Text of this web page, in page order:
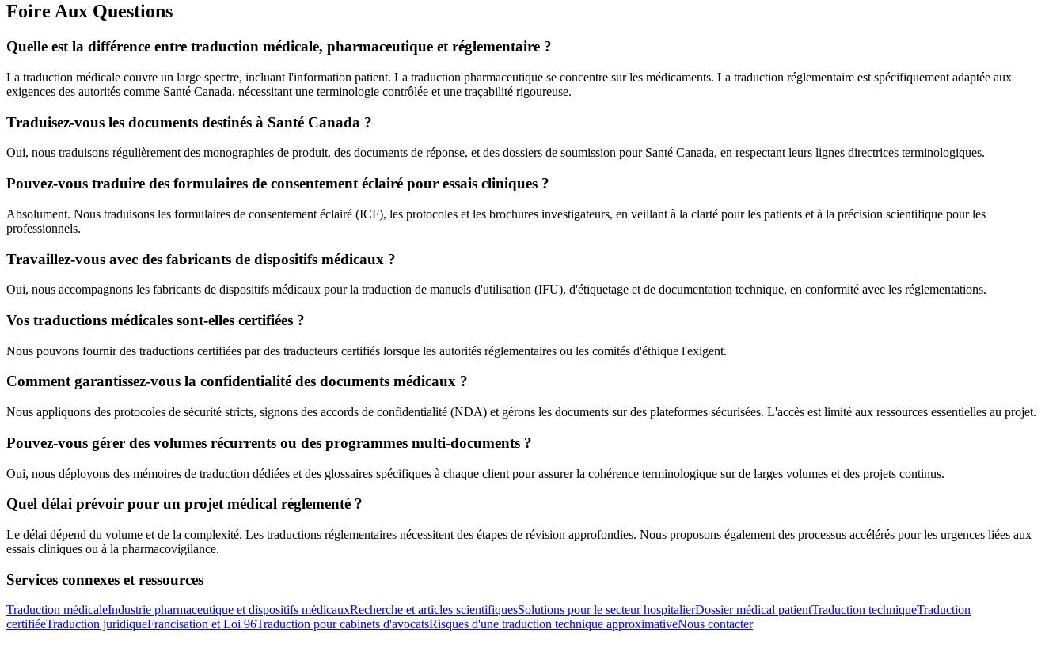
Foire Aux Questions
Quelle est la différence entre traduction médicale, pharmaceutique et réglementaire ?
La traduction médicale couvre un large spectre, incluant l'information patient. La traduction pharmaceutique se concentre sur les médicaments. La traduction réglementaire est spécifiquement adaptée aux
exigences des autorités comme Santé Canada, nécessitant une terminologie contrôlée et une traçabilité rigoureuse.
Traduisez-vous les documents destinés à Santé Canada ?
Oui, nous traduisons régulièrement des monographies de produit, des documents de réponse, et des dossiers de soumission pour Santé Canada, en respectant leurs lignes directrices terminologiques.
Pouvez-vous traduire des formulaires de consentement éclairé pour essais cliniques ?
Absolument. Nous traduisons les formulaires de consentement éclairé (ICF), les protocoles et les brochures investigateurs, en veillant à la clarté pour les patients et à la précision scientifique pour les
professionnels.
Travaillez-vous avec des fabricants de dispositifs médicaux ?
Oui, nous accompagnons les fabricants de dispositifs médicaux pour la traduction de manuels d'utilisation (IFU), d'étiquetage et de documentation technique, en conformité avec les réglementations.
Vos traductions médicales sont-elles certifiées ?
Nous pouvons fournir des traductions certifiées par des traducteurs certifiés lorsque les autorités réglementaires ou les comités d'éthique l'exigent.
Comment garantissez-vous la confidentialité des documents médicaux ?
Nous appliquons des protocoles de sécurité stricts, signons des accords de confidentialité (NDA) et gérons les documents sur des plateformes sécurisées. L'accès est limité aux ressources essentielles au projet.
Pouvez-vous gérer des volumes récurrents ou des programmes multi-documents ?
Oui, nous déployons des mémoires de traduction dédiées et des glossaires spécifiques à chaque client pour assurer la cohérence terminologique sur de larges volumes et des projets continus.
Quel délai prévoir pour un projet médical réglementé ?
Le délai dépend du volume et de la complexité. Les traductions réglementaires nécessitent des étapes de révision approfondies. Nous proposons également des processus accélérés pour les urgences liées aux
essais cliniques ou à la pharmacovigilance.
Services connexes et ressources
Traduction médicaleIndustrie pharmaceutique et dispositifs médicauxRecherche et articles scientifiquesSolutions pour le secteur hospitalierDossier médical patientTraduction techniqueTraduction
certifiéeTraduction juridiqueFrancisation et Loi 96Traduction pour cabinets d'avocatsRisques d'une traduction technique approximativeNous contacter